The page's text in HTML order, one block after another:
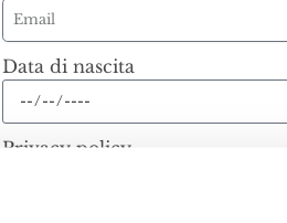
Data di nascita
Privacy policy
Voglio iscrivermi ad Amelia